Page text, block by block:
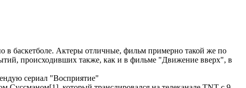
баскетболе. Актеры отличные, фильм примерно такой же по
происходивших также, как и в фильме "Движение вверх", в
сериал "Восприятие"